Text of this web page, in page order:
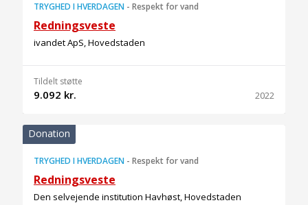
TRYGHED I HVERDAGEN - Respekt for vand
Redningsveste
ivandet ApS, Hovedstaden
Tildelt støtte
9.092 kr. 2022
Donation
TRYGHED I HVERDAGEN - Respekt for vand
Redningsveste
Den selvejende institution Havhøst, Hovedstaden